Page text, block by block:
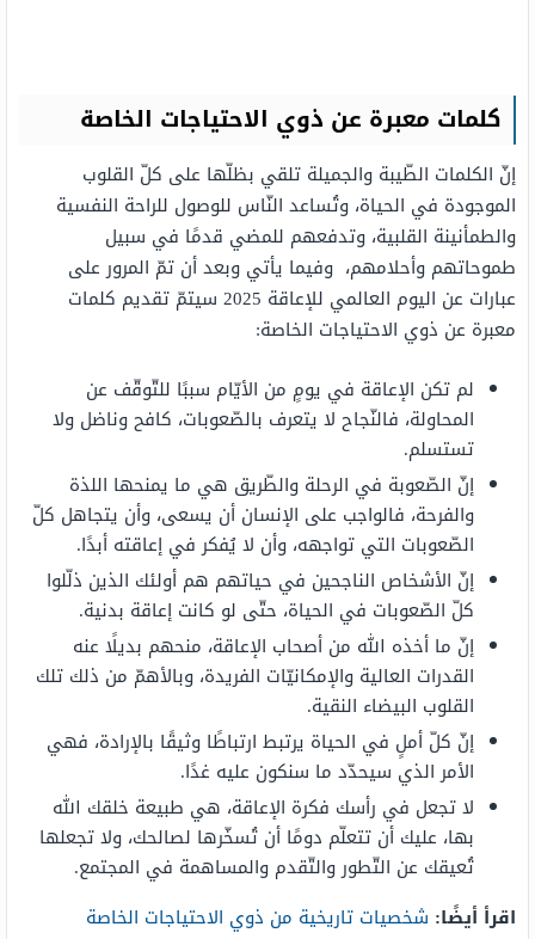
كلمات معبرة عن ذوي الاحتياجات الخاصة
إنّ الكلمات الطّيبة والجميلة تلقي بظلّها على كلّ القلوب
الموجودة في الحياة، وتُساعد النّاس للوصول للراحة النفسية
والطمأنينة القلبية، وتدفعهم للمضي قدمًا في سبيل
طموحاتهم وأحلامهم، وفيما يأتي وبعد أن تمّ المرور على
عبارات عن اليوم العالمي للإعاقة 2025 سيتمّ تقديم كلمات
معبرة عن ذوي الاحتياجات الخاصة:
لم تكن الإعاقة في يومٍ من الأيّام سببًا للتّوقّف عن
المحاولة، فالنّجاح لا يتعرف بالصّعوبات، كافح وناضل ولا
تستسلم.
إنّ الصّعوبة في الرحلة والطّريق هي ما يمنحها اللذة
والفرحة، فالواجب على الإنسان أن يسعى، وأن يتجاهل كلّ
الصّعوبات التي تواجهه، وأن لا يُفكر في إعاقته أبدًا.
إنّ الأشخاص الناجحين في حياتهم هم أولئك الذين ذلّلوا
كلّ الصّعوبات في الحياة، حتّى لو كانت إعاقة بدنية.
إنّ ما أخذه الله من أصحاب الإعاقة، منحهم بديلًا عنه
القدرات العالية والإمكانيّات الفريدة، وبالأهمّ من ذلك تلك
القلوب البيضاء النقية.
إنّ كلّ أملٍ في الحياة يرتبط ارتباطًا وثيقًا بالإرادة، فهي
الأمر الذي سيحدّد ما سنكون عليه غدًا.
لا تجعل في رأسك فكرة الإعاقة، هي طبيعة خلقك الله
بها، عليك أن تتعلّم دومًا أن تُسخّرها لصالحك، ولا تجعلها
تُعيقك عن التّطور والتّقدم والمساهمة في المجتمع.
اقرأ أيضًا: شخصيات تاريخية من ذوي الاحتياجات الخاصة